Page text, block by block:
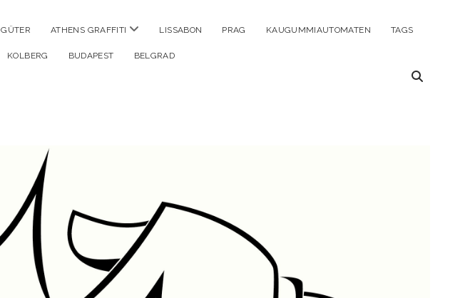
GÜTER ATHENS GRAFFITI Menü
LISSABON PRAG KAUGUMMIAUTOMATEN TAGS
KOLBERG BUDAPEST BELGRAD